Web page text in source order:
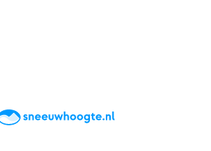
Kaarten